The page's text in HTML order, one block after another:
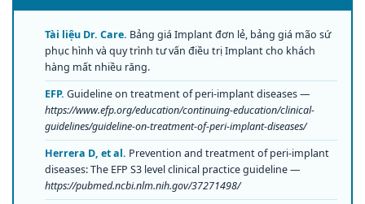
Tài liệu Dr. Care. Bảng giá Implant đơn lẻ, bảng giá mão sứ
phục hình và quy trình tư vấn điều trị Implant cho khách
hàng mất nhiều răng.
EFP. Guideline on treatment of peri-implant diseases —
https://www.efp.org/education/continuing-education/clinical-
guidelines/guideline-on-treatment-of-peri-implant-diseases/
Herrera D, et al. Prevention and treatment of peri-implant
diseases: The EFP S3 level clinical practice guideline —
https://pubmed.ncbi.nlm.nih.gov/37271498/